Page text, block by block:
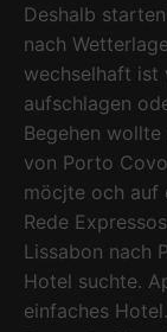
Deshalb
nach
wechselhaft ist
aufschlagen
Begehen
von Porto
möcjte och auf
Rede
Lissabon nach
Hotel suchte.
einfaches